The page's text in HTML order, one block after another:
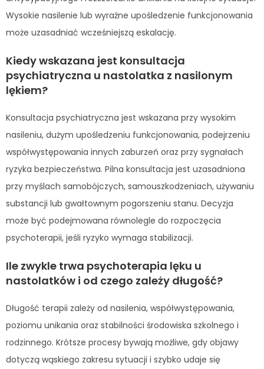
Wysokie nasilenie lub wyraźne upośledzenie funkcjonowania
może uzasadniać wcześniejszą eskalację.
Kiedy wskazana jest konsultacja
psychiatryczna u nastolatka z nasilonym
lękiem?
Konsultacja psychiatryczna jest wskazana przy wysokim
nasileniu, dużym upośledzeniu funkcjonowania, podejrzeniu
współwystępowania innych zaburzeń oraz przy sygnałach
ryzyka bezpieczeństwa. Pilna konsultacja jest uzasadniona
przy myślach samobójczych, samouszkodzeniach, używaniu
substancji lub gwałtownym pogorszeniu stanu. Decyzja
może być podejmowana równolegle do rozpoczęcia
psychoterapii, jeśli ryzyko wymaga stabilizacji.
Ile zwykle trwa psychoterapia lęku u
nastolatków i od czego zależy długość?
Długość terapii zależy od nasilenia, współwystępowania,
poziomu unikania oraz stabilności środowiska szkolnego i
rodzinnego. Krótsze procesy bywają możliwe, gdy objawy
dotyczą wąskiego zakresu sytuacji i szybko udaje się